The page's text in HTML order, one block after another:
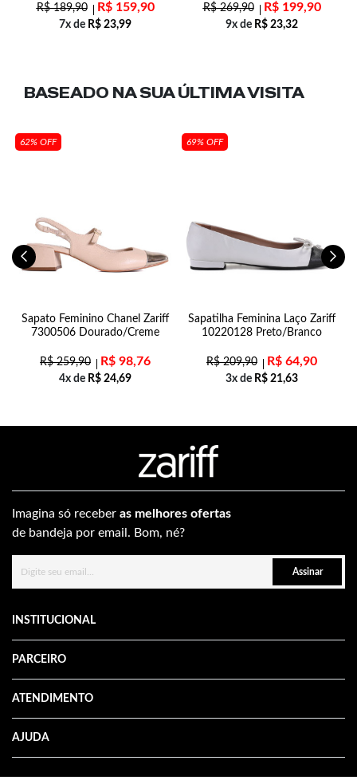
R$189,90 R$159,90
7x de R$ 23,99
R$269,90 R$199,90
9x de R$ 23,32
BASEADO NA SUAÚLTIMA VISITA
62% OFF
Sapato Feminino Chanel Zariff
7300506 Dourado/Creme
R$259,90 R$ 98,76
4x de R$ 24,69
69% OFF
Sapatilha Feminina Laço Zariff
10220128 Preto/Branco
R$209,90 R$ 64,90
3x de R$ 21,63
Imagina só receber as melhores ofertas
de bandeja por email. Bom, né?
Assinar
INSTITUCIONAL
PARCEIRO
ATENDIMENTO
AJUDA